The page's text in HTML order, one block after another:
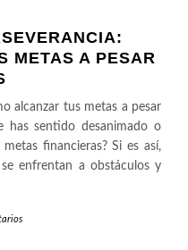
METAS A PESAR
alcanzar tus metas a pesar
has sentido desanimado o
financieras? Si es así,
enfrentan a obstáculos y